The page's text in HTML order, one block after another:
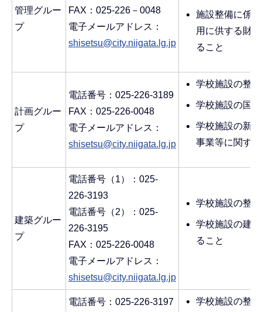
管理グルー
プ
FAX：025-226－0048
電子メールアドレス：
shisetsu@city.niigata.lg.jp
施設整備に係
用に供する財
ること
計画グルー
プ
電話番号：025-226-3189
FAX：025-226-0048
電子メールアドレス：
shisetsu@city.niigata.lg.jp
学校施設の整
学校施設の国
学校施設の新
事業等に関す
建築グルー
プ
電話番号（1）：025-
226-3193
電話番号（2）：025-
226-3195
FAX：025-226-0048
電子メールアドレス：
shisetsu@city.niigata.lg.jp
学校施設の整
学校施設の建
ること
電話番号：025-226-3197
学校施設の整